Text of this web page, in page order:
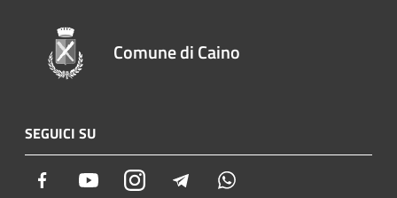
Comune di Caino
SEGUICI SU
Facebook YoutubeInstagram Telegram